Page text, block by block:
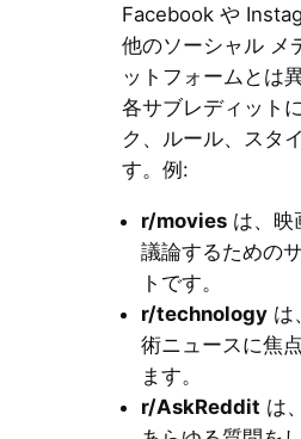
Facebook や
他のソーシャル メ
ットフォームとは
各サブレディット
ク、ルール、スタ
す。例:
r/moviesは、映
議論するための
トです。
r/technologyは
術ニュースに焦
ます。
r/AskReddit は